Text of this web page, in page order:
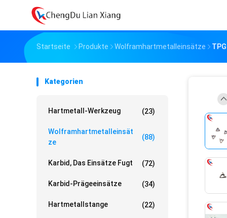
Startseite Produkte Wolframhartmetalleinsätze
Kategorien
Hartmetall-Werkzeug (23)
Wolframhartmetalleinsät
Ze
(88)
Karbid, Das Einsätze Fugt (72)
Karbid-Prägeeinsätze (34)
Hartmetallstange (22)